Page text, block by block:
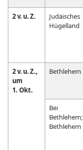
2 v. u. Z.
Judäisches
Hügelland
2 v. u. Z.,
um
1. Okt.
Bethlehem
Bei
Bethlehem;
Bethlehem